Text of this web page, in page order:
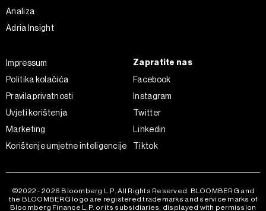
Analiza
Adria Insight
Impressum
Politika kolačića
Pravila privatnosti
Uvjeti korištenja
Marketing
Korištenje umjetne inteligencije
Zapratite nas
Facebook
Instagram
Twitter
Linkedin
Tiktok
©2022 - 2026 Bloomberg L.P. All Rights Reserved. BLOOMBERG and
the BLOOMBERG logo are registered trademarks and service marks of
Bloomberg Finance L.P. or its subsidiaries, displayed with permission